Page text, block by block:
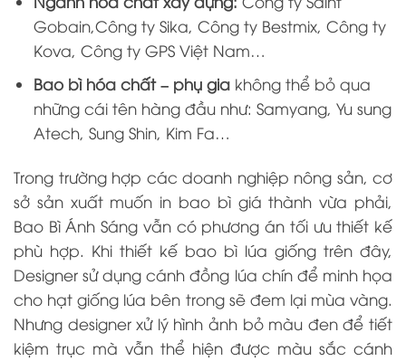
Gobain,Công ty Sika, Công ty Bestmix, Công ty
Kova, Công ty GPS Việt Nam…
Bao bì hóa chất – phụ gia không thể bỏ qua
những cái tên hàng đầu như: Samyang, Yu sung
Atech,Sung Shin, Kim Fa…
Trong trường hợp các doanh nghiệp nông sản, cơ
sở sản xuất muốn in bao bì giá thành vừa phải,
Bao Bì Ánh Sáng vẫn có phương án tối ưu thiết kế
phù hợp. Khi thiết kế bao bì lúa giống trên đây,
Designer sử dụng cánh đồng lúa chín để minh họa
cho hạt giống lúa bên trong sẽ đem lại mùa vàng.
Nhưng designer xử lý hình ảnh bỏ màu đen để tiết
kiệm trục mà vẫn thể hiện được màu sắc cánh